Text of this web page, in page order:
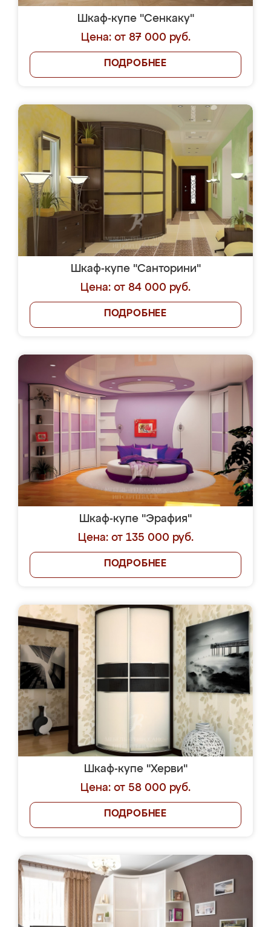
Шкаф-купе "Сенкаку"
Цена: от 87 000 руб.
ПОДРОБНЕЕ
Шкаф-купе "Санторини"
Цена: от 84 000 руб.
ПОДРОБНЕЕ
Шкаф-купе "Эрафия"
Цена: от 135 000 руб.
ПОДРОБНЕЕ
Шкаф-купе "Херви"
Цена: от 58 000 руб.
ПОДРОБНЕЕ